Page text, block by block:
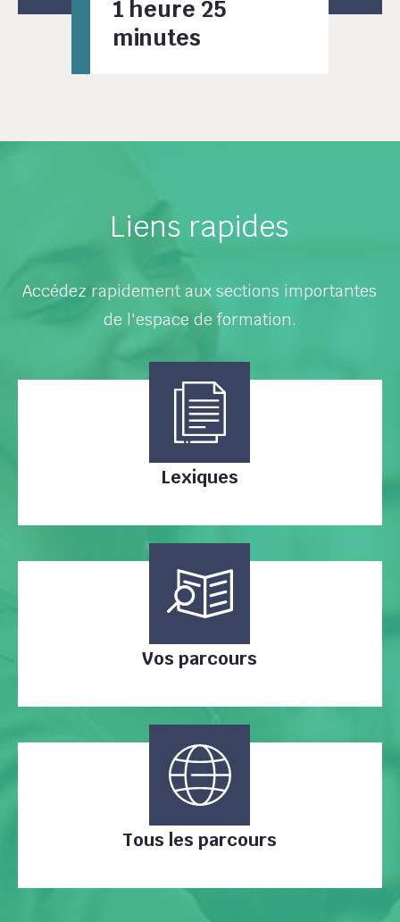
1 heure 25
minutes
Liens rapides
Accédez rapidement aux sections importantes
de l'espace de formation.
Lexiques
Vos parcours
Tous les parcours